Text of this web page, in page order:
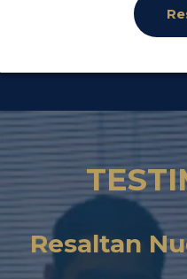
Resaltan